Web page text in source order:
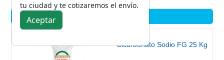
Piscinas
Bicarbonato Sodio FG 25 Kg
tu ciudad y te cotizaremos el envío.
Aceptar